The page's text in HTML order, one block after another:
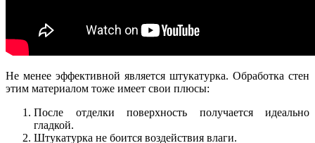
Не менее эффективной является штукатурка. Обработка стен
этим материалом тоже имеет свои плюсы:
После отделки поверхность получается идеально
гладкой.
Штукатурка не боится воздействия влаги.